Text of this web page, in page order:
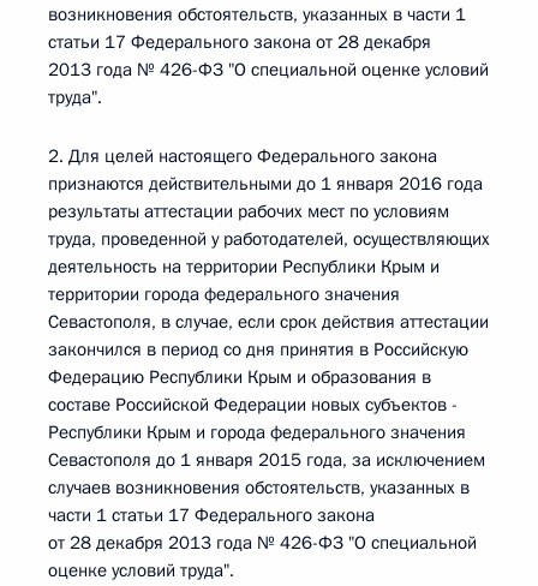
возникновения обстоятельств, указанных в части 1
статьи 17 Федерального закона от 28 декабря
2013 года № 426-ФЗ "О специальной оценке условий
труда".
2. Для целей настоящего Федерального закона
признаются действительными до 1 января 2016 года
результаты аттестации рабочих мест по условиям
труда, проведенной у работодателей, осуществляющих
деятельность на территории Республики Крым и
территории города федерального значения
Севастополя, в случае, если срок действия аттестации
закончился в период со дня принятия в Российскую
Федерацию Республики Крым и образования в
составе Российской Федерации новых субъектов -
Республики Крым и города федерального значения
Севастополя до 1 января 2015 года, за исключением
случаев возникновения обстоятельств, указанных в
части 1 статьи 17 Федерального закона
от 28 декабря 2013 года № 426-ФЗ "О специальной
оценке условий труда".